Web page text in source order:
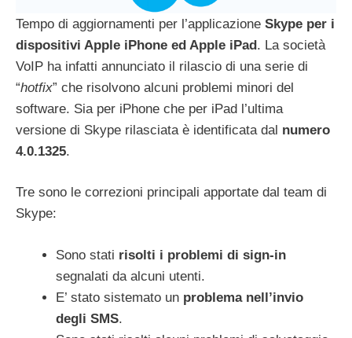
Tempo di aggiornamenti per l’applicazione Skype per i
dispositivi Apple iPhone ed Apple iPad. La società
VoIP ha infatti annunciato il rilascio di una serie di
“hotfix” che risolvono alcuni problemi minori del
software. Sia per iPhone che per iPad l’ultima
versione di Skype rilasciata è identificata dal numero
4.0.1325.
Tre sono le correzioni principali apportate dal team di
Skype:
Sono stati risolti i problemi di sign-in
segnalati da alcuni utenti.
E’ stato sistemato un problema nell’invio
degli SMS.